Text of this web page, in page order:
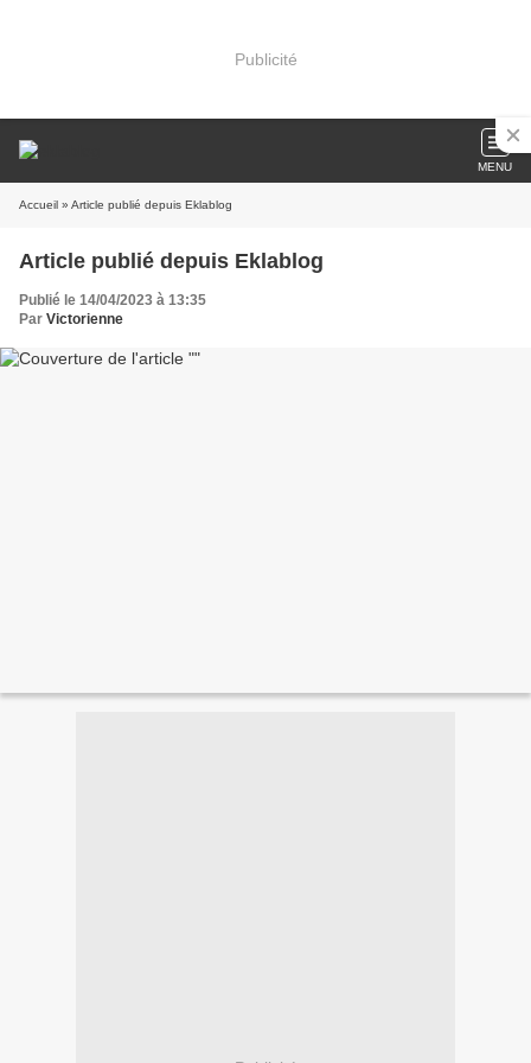
Publicité
MENU
Accueil » Article publié depuis Eklablog
Article publié depuis Eklablog
Publié le 14/04/2023 à 13:35
Par Victorienne